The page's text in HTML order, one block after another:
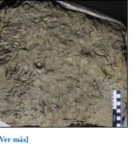
más]